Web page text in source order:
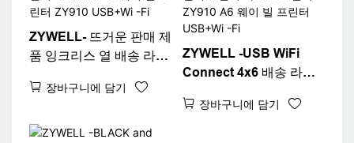
ZYWELL- 뜨거운 판매 제
품 잉크리스 열 배송 라벨
빌 프린터 ZY910
장바구니에 담기
ZYWELL -USB WiFi
Connect 4x6 배송 라벨
린터 ZY910 A6 웨이 빌
장바구니에 담기